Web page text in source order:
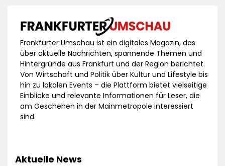
Frankfurter Umschau ist ein digitales Magazin, das
über aktuelle Nachrichten, spannende Themen und
Hintergründe aus Frankfurt und der Region berichtet.
Von Wirtschaft und Politik über Kultur und Lifestyle bis
hin zu lokalen Events – die Plattform bietet vielseitige
Einblicke und relevante Informationen für Leser, die
am Geschehen in der Mainmetropole interessiert
sind.
Aktuelle News